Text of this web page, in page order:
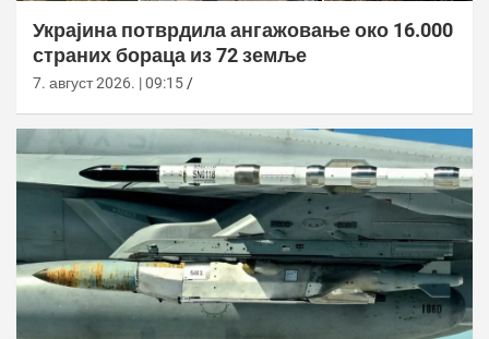
Украјина потврдила ангажовање око 16.000
страних бораца из 72 земље
7. август 2026. | 09:15